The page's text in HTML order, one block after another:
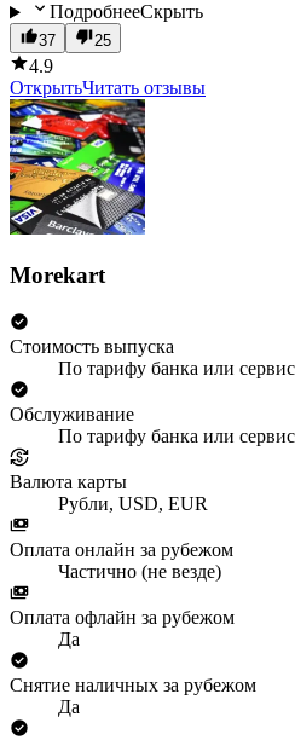
ПодробнееСкрыть
37 25
4.9
ОткрытьЧитать отзывы
Morekart
Стоимость выпуска
По тарифу банка или
Обслуживание
По тарифу банка или
Валюта карты
Рубли, USD, EUR
Оплата онлайн за рубежом
Частично (не везде)
Оплата офлайн за рубежом
Да
Снятие наличных за рубежом
Да